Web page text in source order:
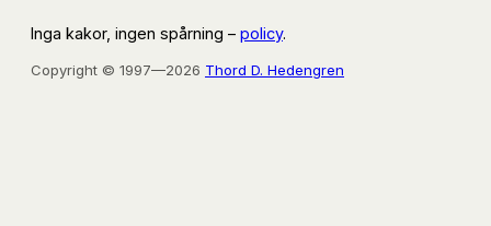
Inga kakor, ingen spårning – policy.
Copyright © 1997—2026 Thord D. Hedengren